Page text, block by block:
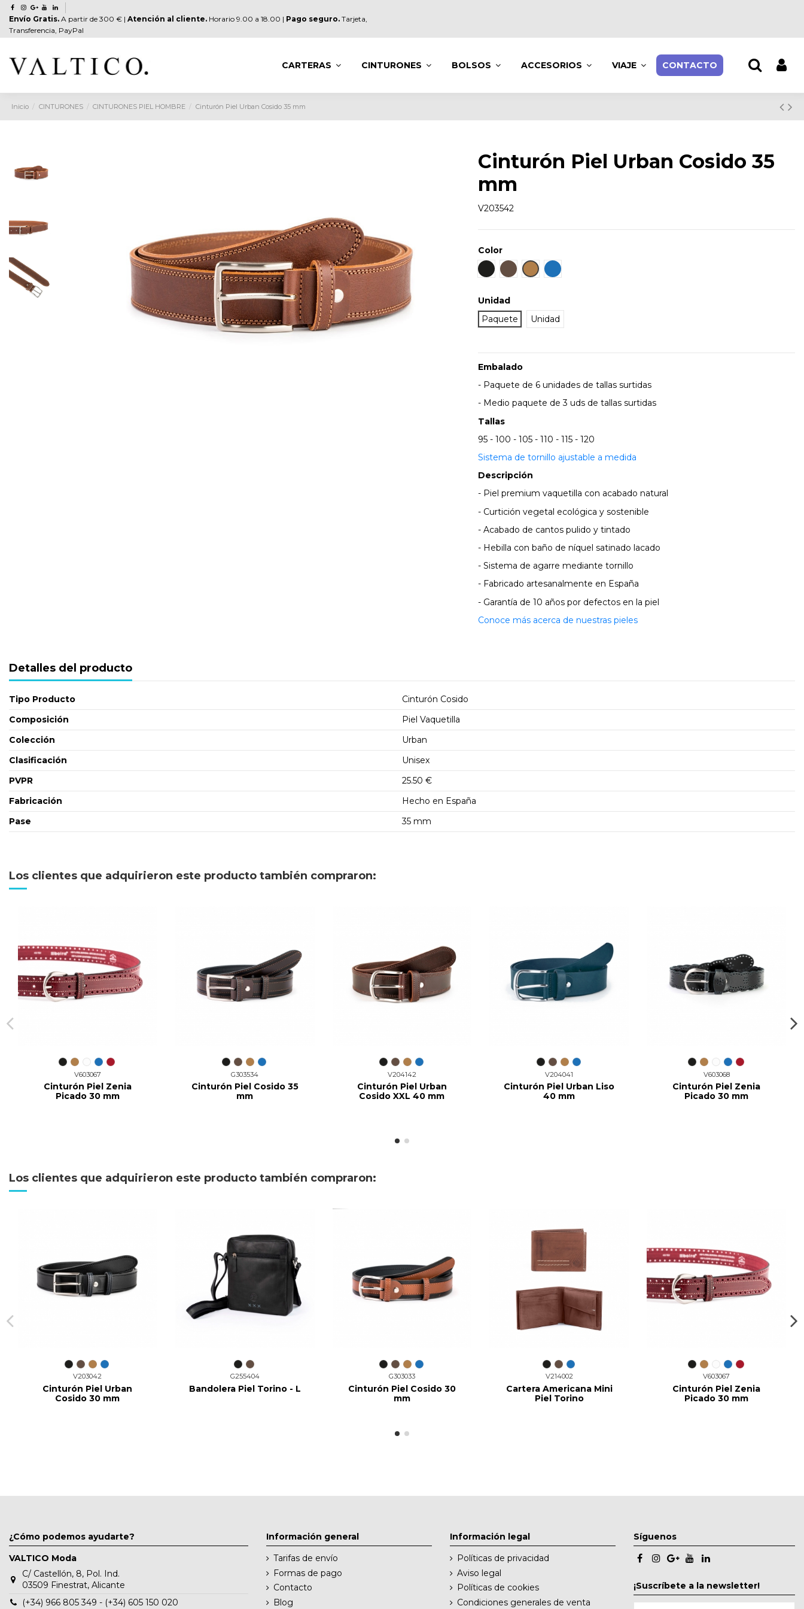
Envío Gratis. A partir de 300 € | Atención al cliente. Horario 9.00 a 18.00 | Pago seguro. Tarjeta,
Transferencia, PayPal
CARTERAS CINTURONES BOLSOS ACCESORIOS VIAJE CONTACTO
Inicio CINTURONES CINTURONES PIEL HOMBRE Cinturón Piel Urban Cosido 35 mm
Cinturón Piel Urban Cosido 35
mm
V203542
Color
Negro MarrónCuero Azul
Unidad
Paquete
Unidad
Embalado
- Paquete de 6 unidades de tallas surtidas
- Medio paquete de 3 uds de tallas surtidas
Tallas
95 - 100 - 105 - 110 - 115 - 120
Sistema de tornillo ajustable a medida
Descripción
- Piel premium vaquetilla con acabado natural
- Curtición vegetal ecológica y sostenible
- Acabado de cantos pulido y tintado
- Hebilla con baño de níquel satinado lacado
- Sistema de agarre mediante tornillo
- Fabricado artesanalmente en España
- Garantía de 10 años por defectos en la piel
Conoce más acerca de nuestras pieles
Detalles del producto
Tipo Producto
Cinturón Cosido
Composición
Piel Vaquetilla
Colección
Urban
Clasificación
Unisex
PVPR
25.50 €
Fabricación
Hecho en España
Pase
35 mm
Los clientes que adquirieron este producto también compraron:
V603067
Cinturón Piel Zenia
Picado 30 mm
G303534
Cinturón Piel Cosido 35
mm
V204142
Cinturón Piel Urban
Cosido XXL 40 mm
V204041
Cinturón Piel Urban Liso
40 mm
V603068
Cinturón Piel Zenia
Picado 30 mm
Los clientes que adquirieron este producto también compraron:
V203042
Cinturón Piel Urban
Cosido 30 mm
G255404
Bandolera Piel Torino - L
G303033
Cinturón Piel Cosido 30
mm
V214002
Cartera Americana Mini
Piel Torino
V603067
Cinturón Piel Zenia
Picado 30 mm
¿Cómo podemos ayudarte?
VALTICO Moda
C/ Castellón, 8, Pol. Ind.
03509 Finestrat, Alicante
(+34) 966 805 349 - (+34) 605 150 020
Información general
Tarifas de envío
Formas de pago
Contacto
Blog
Información legal
Políticas de privacidad
Aviso legal
Políticas de cookies
Condiciones generales de venta
Síguenos
¡Suscríbete a la newsletter!